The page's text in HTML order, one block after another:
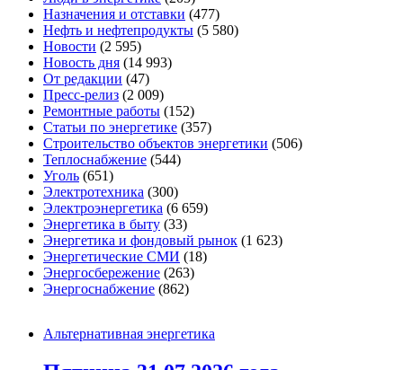
Назначения и отставки (477)
Нефть и нефтепродукты (5 580)
Новости (2 595)
Новость дня (14 993)
От редакции (47)
Пресс-релиз (2 009)
Ремонтные работы (152)
Статьи по энергетике (357)
Строительство объектов энергетики (506)
Теплоснабжение (544)
Уголь (651)
Электротехника (300)
Электроэнергетика (6 659)
Энергетика в быту (33)
Энергетика и фондовый рынок (1 623)
Энергетические СМИ (18)
Энергосбережение (263)
Энергоснабжение (862)
Альтернативная энергетика